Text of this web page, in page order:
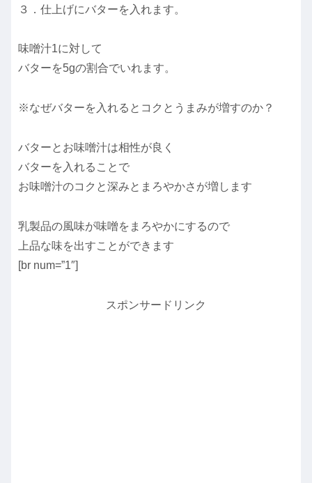
３．仕上げにバターを入れます。
味噌汁1に対して
バターを5gの割合でいれます。
※なぜバターを入れるとコクとうまみが増すのか？
バターとお味噌汁は相性が良く
バターを入れることで
お味噌汁のコクと深みとまろやかさが増します
乳製品の風味が味噌をまろやかにするので
上品な味を出すことができます
[br num=”1″]
スポンサードリンク